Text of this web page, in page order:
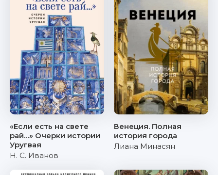
«Если есть на свете
рай…» Очерки истории
Уругвая
Н. С. Иванов
Венеция. Полная
история города
Лиана Минасян